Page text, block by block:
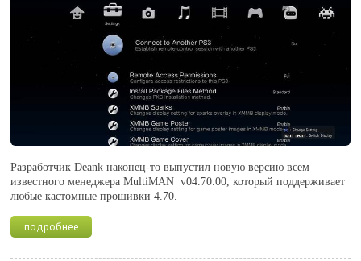
Разработчик Deank наконец-то выпустил новую версию всем
известного менеджера MultiMAN v04.70.00, который поддерживает
любые кастомные прошивки 4.70.
подробнее